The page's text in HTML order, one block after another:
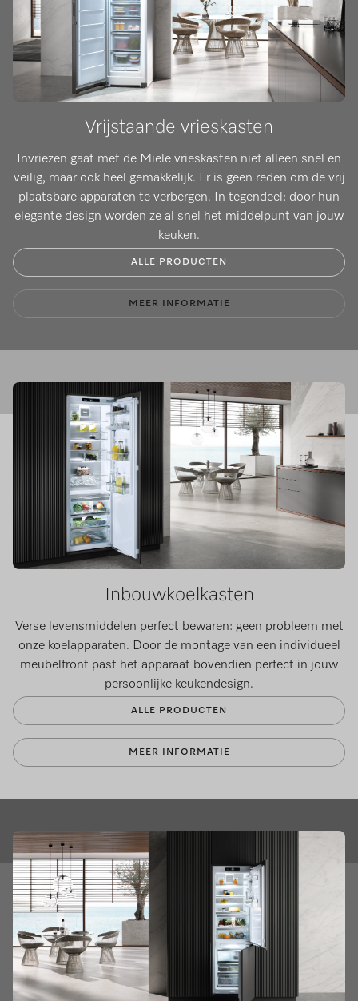
Vrijstaande vrieskasten
​Invriezen gaat met de Miele vrieskasten niet alleen snel en
veilig, maar ook heel gemakkelijk. Er is geen reden om de vrij
plaatsbare apparaten te verbergen. In tegendeel: door hun
elegante design worden ze al snel het middelpunt van jouw
keuken.
ALLE PRODUCTEN
MEER INFORMATIE
Inbouwkoelkasten
Verse levensmiddelen perfect bewaren: geen probleem met
onze koelapparaten. Door de montage van een individueel
meubelfront past het apparaat bovendien perfect in jouw
persoonlijke keukendesign.​
ALLE PRODUCTEN
MEER INFORMATIE